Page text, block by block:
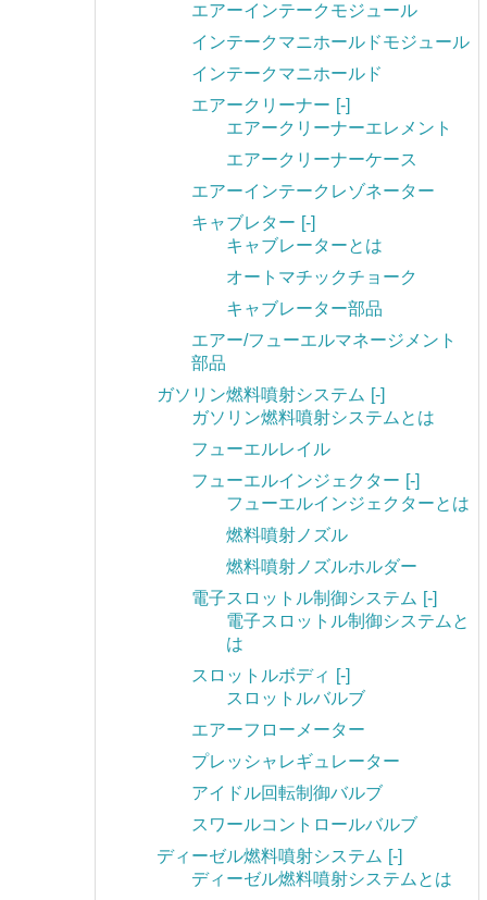
エアーインテークモジュール
インテークマニホールドモジュール
インテークマニホールド
エアークリーナー [-]
エアークリーナーエレメント
エアークリーナーケース
エアーインテークレゾネーター
キャブレター [-]
キャブレーターとは
オートマチックチョーク
キャブレーター部品
エアー/フューエルマネージメント
部品
ガソリン燃料噴射システム [-]
ガソリン燃料噴射システムとは
フューエルレイル
フューエルインジェクター [-]
フューエルインジェクターとは
燃料噴射ノズル
燃料噴射ノズルホルダー
電子スロットル制御システム [-]
電子スロットル制御システムと
は
スロットルボディ [-]
スロットルバルブ
エアーフローメーター
プレッシャレギュレーター
アイドル回転制御バルブ
スワールコントロールバルブ
ディーゼル燃料噴射システム [-]
ディーゼル燃料噴射システムとは